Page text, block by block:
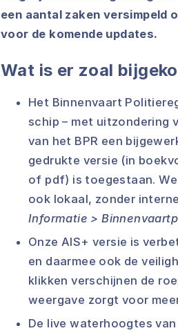
een aantal zaken versimpeld
voor de komende updates.
Wat is er zoal
Het Binnenvaart
schip – met uitzondering
van het BPR een
gedrukte versie (in
of pdf) is toegestaan.
ook lokaal, zonder
Informatie >
Onze AIS+ versie is
en daarmee ook de
klikken verschijnen de
weergave zorgt voor
De live waterhoogtes